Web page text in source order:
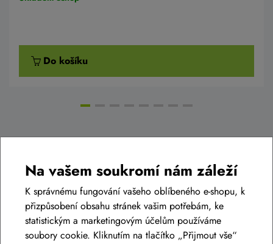
Do košíku
Diskuse k produktu(0)
Máte otázky k produktu:Nosič PRO-T na sedlovku
618-06?
Zeptejte se.
Na vašem soukromí nám záleží
K správnému fungování vašeho oblíbeného e-shopu, k
přizpůsobení obsahu stránek vašim potřebám, ke
statistickým a marketingovým účelům používáme
soubory cookie. Kliknutím na tlačítko „Přijmout vše“